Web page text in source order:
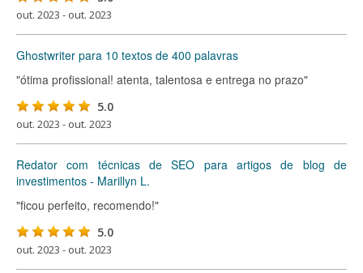
out. 2023 - out. 2023
Ghostwriter para 10 textos de 400 palavras
"ótima profissional! atenta, talentosa e entrega no prazo"
5.0
out. 2023 - out. 2023
Redator com técnicas de SEO para artigos de blog de
investimentos - Marillyn L.
"ficou perfeito, recomendo!"
5.0
out. 2023 - out. 2023